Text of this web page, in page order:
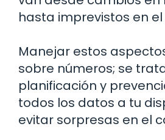
hasta imprevistos en
Manejar estos
sobre números; se
planificación y
todos los datos a tu
evitar sorpresas en el